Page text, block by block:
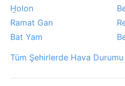
H̱olon
Ramat Gan
Bat Yam
Tüm Şehirlerde Hava